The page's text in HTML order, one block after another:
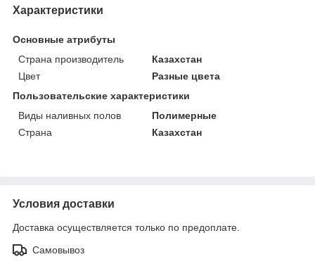
Характеристики
Основные атрибуты
Страна производитель
Казахстан
Цвет
Разные цвета
Пользовательские характеристики
Виды наливных полов
Полимерные
Страна
Казахстан
Условия доставки
Доставка осуществляется только по предоплате.
Самовывоз